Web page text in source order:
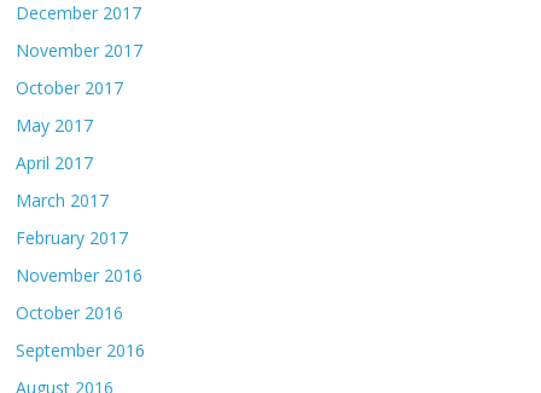
December 2017
November 2017
October 2017
May 2017
April 2017
March 2017
February 2017
November 2016
October 2016
September 2016
August 2016